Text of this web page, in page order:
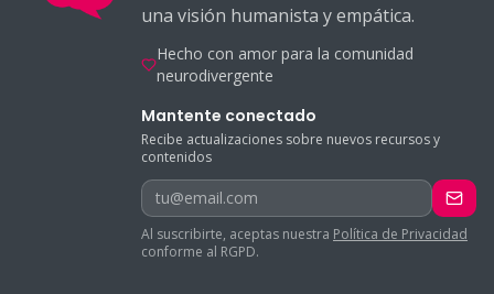
una visión humanista y empática.
Hecho con amor para la comunidad
neurodivergente
Mantente conectado
Recibe actualizaciones sobre nuevos recursos y
contenidos
tu@email.com
Al suscribirte, aceptas nuestra Política de Privacidad
conforme al RGPD.